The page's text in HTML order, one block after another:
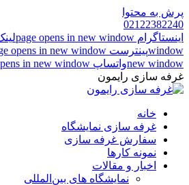
پرش به محتوا
02122382240
اینستاگرام page opens in new window
windowپینترست page opens in new window
new windowواتساپ page opens in new window
غرفه سازی رایمون
خانه
غرفه سازی نمایشگاه
سفارش غرفه سازی
نمونه کارها
اخبار و مقالات
نمایشگاه های بین‌المللی